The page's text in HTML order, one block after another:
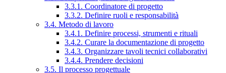
3.3.1. Coordinatore di progetto
3.3.2. Definire ruoli e responsabilità
3.4. Metodo di lavoro
3.4.1. Definire processi, strumenti e rituali
3.4.2. Curare la documentazione di progetto
3.4.3. Organizzare tavoli tecnici collaborativi
3.4.4. Prendere decisioni
3.5. Il processo progettuale